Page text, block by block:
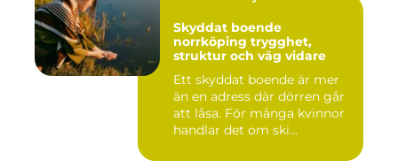
Skyddat boende
norrköping trygghet,
struktur och väg vidare
Ett skyddat boende är mer
än en adress där dörren går
att låsa. För många kvinnor
handlar det om ski...